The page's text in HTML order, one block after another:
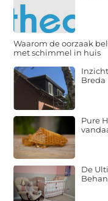
Waarom de oorzaak
met schimmel in huis
Breda
Pure
De